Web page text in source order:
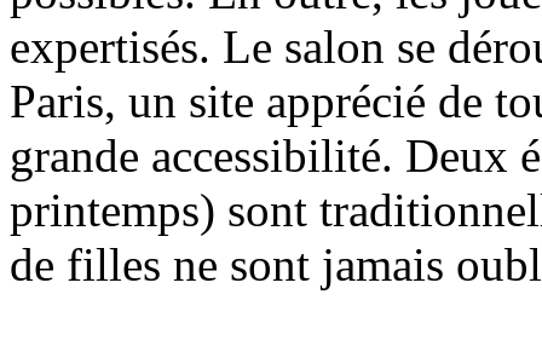
expertisés. Le salon se
Paris, un site apprécié de
grande accessibilité. Deux
printemps) sont
de filles ne sont jamais